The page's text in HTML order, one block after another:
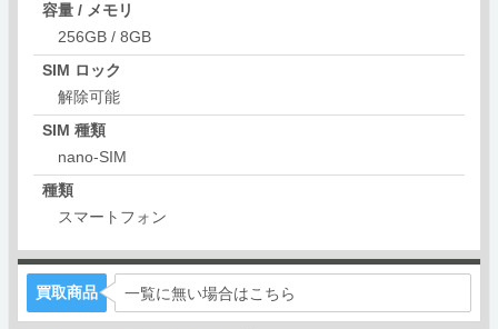
容量 / メモリ
256GB / 8GB
SIM ロック
解除可能
SIM 種類
nano-SIM
種類
スマートフォン
買取商品 一覧に無い場合はこちら